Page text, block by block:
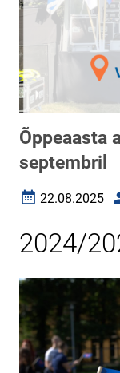
Õppeaasta
septembril
Loomise kuupäev
22.08.2025
2024/